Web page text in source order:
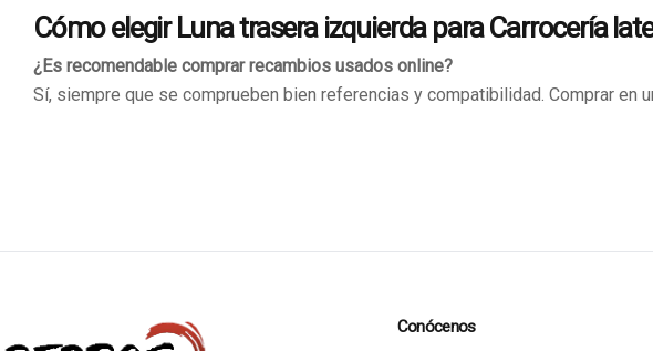
Cómo elegir Luna trasera izquierda para Carrocería
¿Es recomendable comprar recambios usados online?
Sí, siempre que se comprueben bien referencias y compatibilidad. Comprar
Conócenos